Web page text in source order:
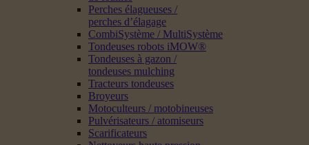
Perches élagueuses /
perches d’élagage
CombiSystème / MultiSystème
Tondeuses robots iMOW®
Tondeuses à gazon /
tondeuses mulching
Tracteurs tondeuses
Broyeurs
Motoculteurs / motobineuses
Pulvérisateurs / atomiseurs
Scarificateurs